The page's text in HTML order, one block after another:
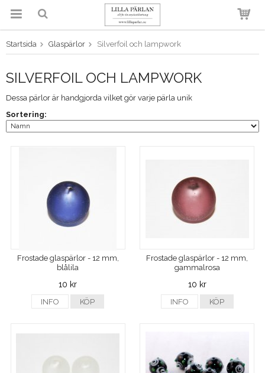
Produkten har blivit tillagd i
varukorgen
Startsida Glaspärlor Silverfoil och lampwork
SILVERFOIL OCH LAMPWORK
Dessa pärlor är handgjorda vilket gör varje pärla unik
Sortering:
Frostade glaspärlor - 12 mm,
blålila
10 kr
INFO KÖP
Frostade glaspärlor - 12 mm,
gammalrosa
10 kr
INFO KÖP